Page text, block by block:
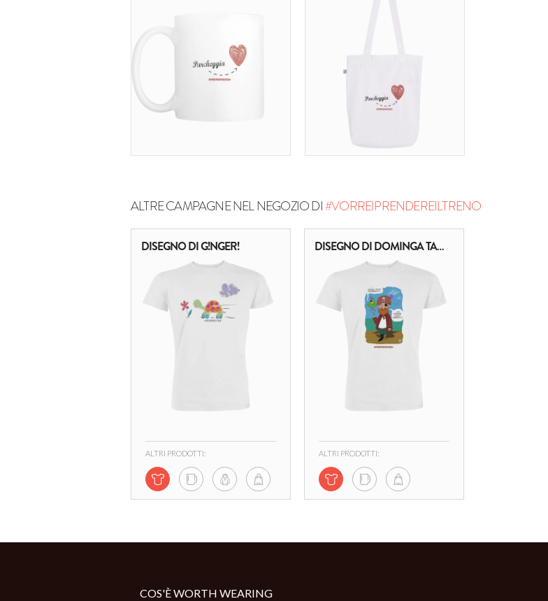
ALTRE CAMPAGNE NEL NEGOZIO DI#VORREIPRENDEREILTRENO
DISEGNO DI G!NGER!
ALTRI PRODOTTI:
DISEGNO DI DOMINGA TAMMONE
ALTRI PRODOTTI:
COS'È WORTH WEARING